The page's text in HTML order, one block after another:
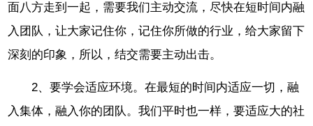
面八方走到一起，需要我们主动交流，尽快在短时间内融
入团队，让大家记住你，记住你所做的行业，给大家留下
深刻的印象，所以，结交需要主动出击。
2、要学会适应环境。在最短的时间内适应一切，融
入集体，融入你的团队。我们平时也一样，要适应大的社